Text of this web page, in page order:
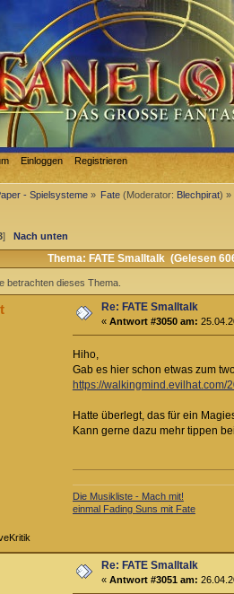
Einloggen Registrieren
- Spielsysteme» Fate (Moderator: Blechpirat) »
]Nach unten
Thema: FATE Smalltalk (Gelesen
betrachten dieses Thema.
Re: FATE Smalltalk
«Antwort #3050 am:
Hiho,
Gab es hier schon etwas zum
https://walkingmind.evilhat.com/
Hatte überlegt, das für ein
Kann gerne dazu mehr tippen
Die Musikliste - Mach mit!
einmal Fading Suns mit Fate
Re: FATE Smalltalk
«Antwort #3051 am: